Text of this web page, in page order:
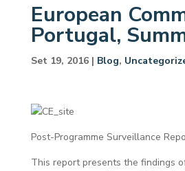
European
Portugal,
Set 19, 2016| Blog,
Post-Programme Surveillance
This report presents the findings